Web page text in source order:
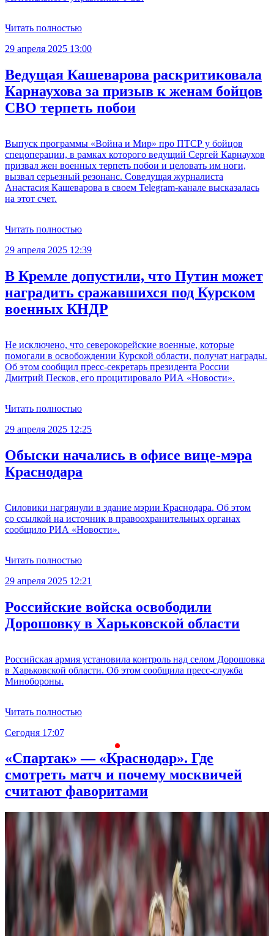
Читать полностью
29 апреля 2025 13:00
Ведущая Кашеварова раскритиковала
Карнаухова за призыв к женам бойцов
СВО терпеть побои
Выпуск программы «Война и Мир» про ПТСР у бойцов
спецоперации, в рамках которого ведущий Сергей Карнаухов
призвал жен военных терпеть побои и целовать им ноги,
вызвал серьезный резонанс. Соведущая журналиста
Анастасия Кашеварова в своем Telegram-канале высказалась
на этот счет.
Читать полностью
29 апреля 2025 12:39
В Кремле допустили, что Путин может
наградить сражавшихся под Курском
военных КНДР
Не исключено, что северокорейские военные, которые
помогали в освобождении Курской области, получат награды.
Об этом сообщил пресс-секретарь президента России
Дмитрий Песков, его процитировало РИА «Новости».
Читать полностью
29 апреля 2025 12:25
Обыски начались в офисе вице-мэра
Краснодара
Силовики нагрянули в здание мэрии Краснодара. Об этом
со ссылкой на источник в правоохранительных органах
сообщило РИА «Новости».
Читать полностью
29 апреля 2025 12:21
Российские войска освободили
Дорошовку в Харьковской области
Российская армия установила контроль над селом Дорошовка
в Харьковской области. Об этом сообщила пресс-служба
Минобороны.
Читать полностью
Сегодня 17:07
«Спартак» — «Краснодар». Где
смотреть матч и почему москвичей
считают фаворитами